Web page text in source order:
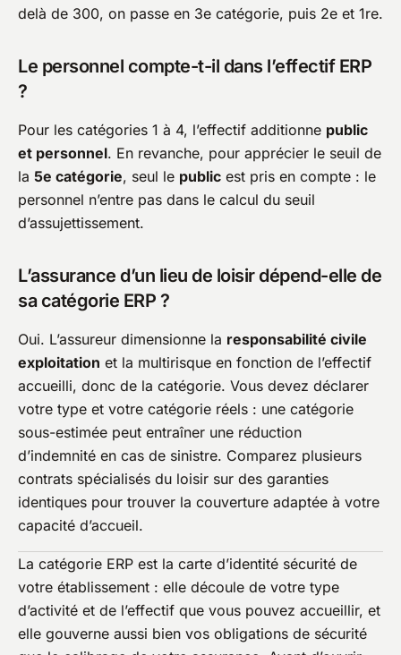
delà de 300, on passe en 3e catégorie, puis 2e et 1re.
Le personnel compte-t-il dans l’effectif ERP
?
Pour les catégories 1 à 4, l’effectif additionne public
et personnel. En revanche, pour apprécier le seuil de
la 5e catégorie, seul le public est pris en compte : le
personnel n’entre pas dans le calcul du seuil
d’assujettissement.
L’assurance d’un lieu de loisir dépend-elle de
sa catégorie ERP ?
Oui. L’assureur dimensionne la responsabilité civile
exploitation et la multirisque en fonction de l’effectif
accueilli, donc de la catégorie. Vous devez déclarer
votre type et votre catégorie réels : une catégorie
sous-estimée peut entraîner une réduction
d’indemnité en cas de sinistre. Comparez plusieurs
contrats spécialisés du loisir sur des garanties
identiques pour trouver la couverture adaptée à votre
capacité d’accueil.
La catégorie ERP est la carte d’identité sécurité de
votre établissement : elle découle de votre type
d’activité et de l’effectif que vous pouvez accueillir, et
elle gouverne aussi bien vos obligations de sécurité